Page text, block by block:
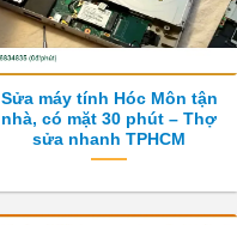
Sửa máy tính Hóc Môn tận
nhà, có mặt 30 phút – Thợ
sửa nhanh TPHCM